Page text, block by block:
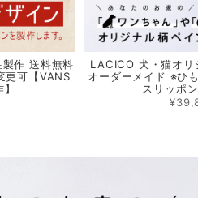
作 送料無料
更可【VANS
LACICO 犬・猫オリ
オーダーメイド ※ひ
スリッポ